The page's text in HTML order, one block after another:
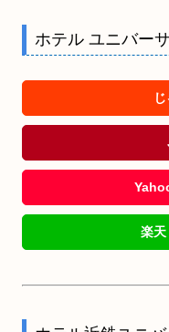
ホテル ユニバー
楽天